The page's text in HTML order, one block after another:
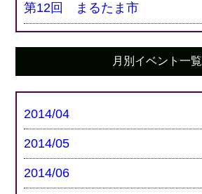
第12回 まるたま市
月別イベント一覧
2014/04
2014/05
2014/06